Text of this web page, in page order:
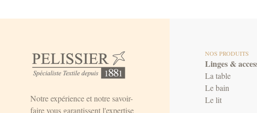
Notre expérience et notre savoir-
faire vous garantissent l'expertise
NOS PRODUITS
Linges &
La table
Le bain
Le lit